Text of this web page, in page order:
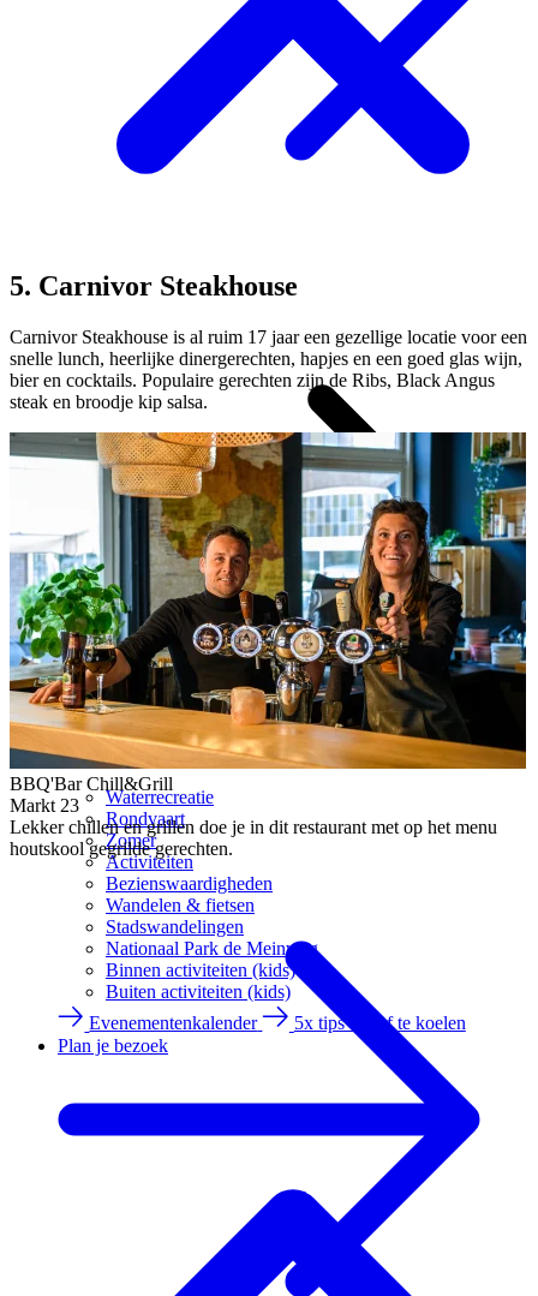
Waterrecreatie
Rondvaart
Zomer
Activiteiten
Bezienswaardigheden
Wandelen & fietsen
Stadswandelingen
Nationaal Park de Meinweg
Binnen activiteiten (kids)
Buiten activiteiten (kids)
Evenementenkalender
5x tips om af te koelen
Plan je bezoek
5. Carnivor Steakhouse
Carnivor Steakhouse is al ruim 17 jaar een gezellige locatie voor een
snelle lunch, heerlijke dinergerechten, hapjes en een goed glas wijn,
bier en cocktails. Populaire gerechten zijn de Ribs, Black Angus
steak en broodje kip salsa.
BBQ'Bar Chill&Grill
Markt 23
Lekker chillen en grillen doe je in dit restaurant met op het menu
houtskool gegrilde gerechten.